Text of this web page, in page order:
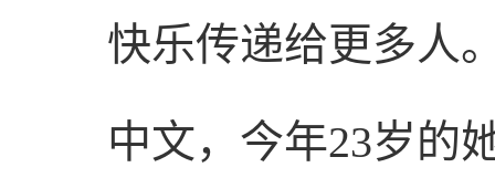
快乐传递给更多人
中文，今年23岁的